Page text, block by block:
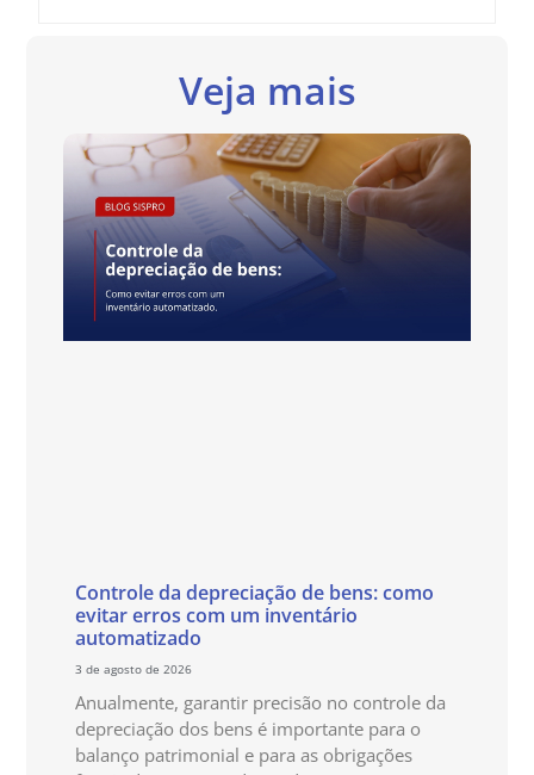
Veja mais
Controle da depreciação de bens: como
evitar erros com um inventário
automatizado
3 de agosto de 2026
Anualmente, garantir precisão no controle da
depreciação dos bens é importante para o
balanço patrimonial e para as obrigações